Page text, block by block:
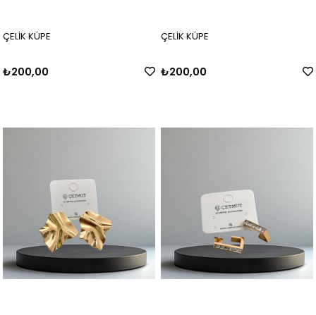
ÇELİK KÜPE
₺200,00
ÇELİK KÜPE
₺200,00